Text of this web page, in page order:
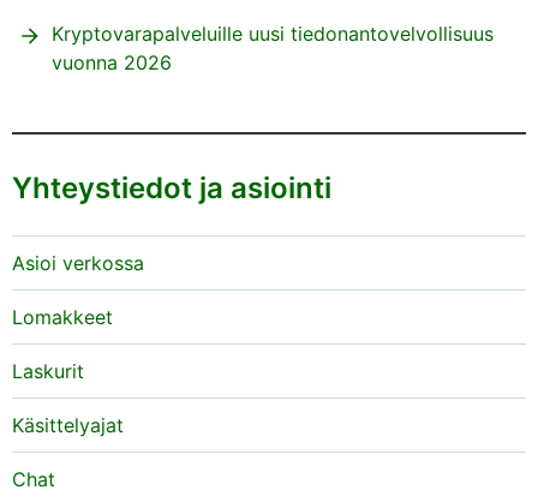
Kryptovarapalveluille uusi tiedonantovelvollisuus
vuonna 2026
Yhteystiedot ja asiointi
Asioi verkossa
Lomakkeet
Laskurit
Käsittelyajat
Chat